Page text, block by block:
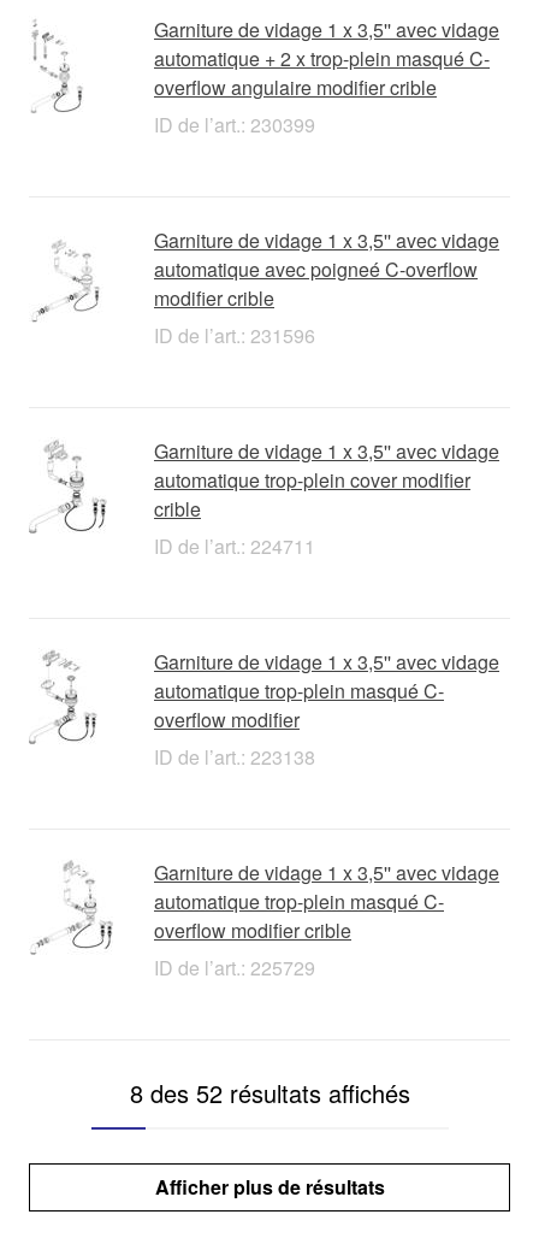
Garniture de vidage 1 x 3,5'' avec vidage
automatique + 2 x trop-plein masqué C-
overflow angulaire modifier crible
ID de l’art.: 230399
Garniture de vidage 1 x 3,5'' avec vidage
automatique avec poigneé C-overflow
modifier crible
ID de l’art.: 231596
Garniture de vidage 1 x 3,5'' avec vidage
automatique trop-plein cover modifier
crible
ID de l’art.: 224711
Garniture de vidage 1 x 3,5'' avec vidage
automatique trop-plein masqué C-
overflow modifier
ID de l’art.: 223138
Garniture de vidage 1 x 3,5'' avec vidage
automatique trop-plein masqué C-
overflow modifier crible
ID de l’art.: 225729
8 des 52 résultats affichés
Afficher plus de résultats